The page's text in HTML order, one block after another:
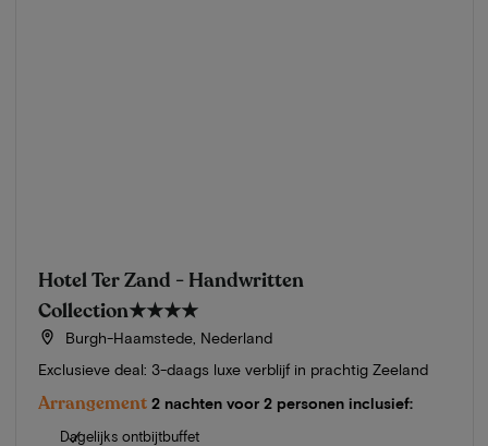
Hotel Ter Zand - Handwritten
Collection★★★★
Burgh-Haamstede, Nederland
Exclusieve deal: 3-daags luxe verblijf in prachtig Zeeland
Arrangement 2 nachten voor 2 personen inclusief:
Dagelijks ontbijtbuffet